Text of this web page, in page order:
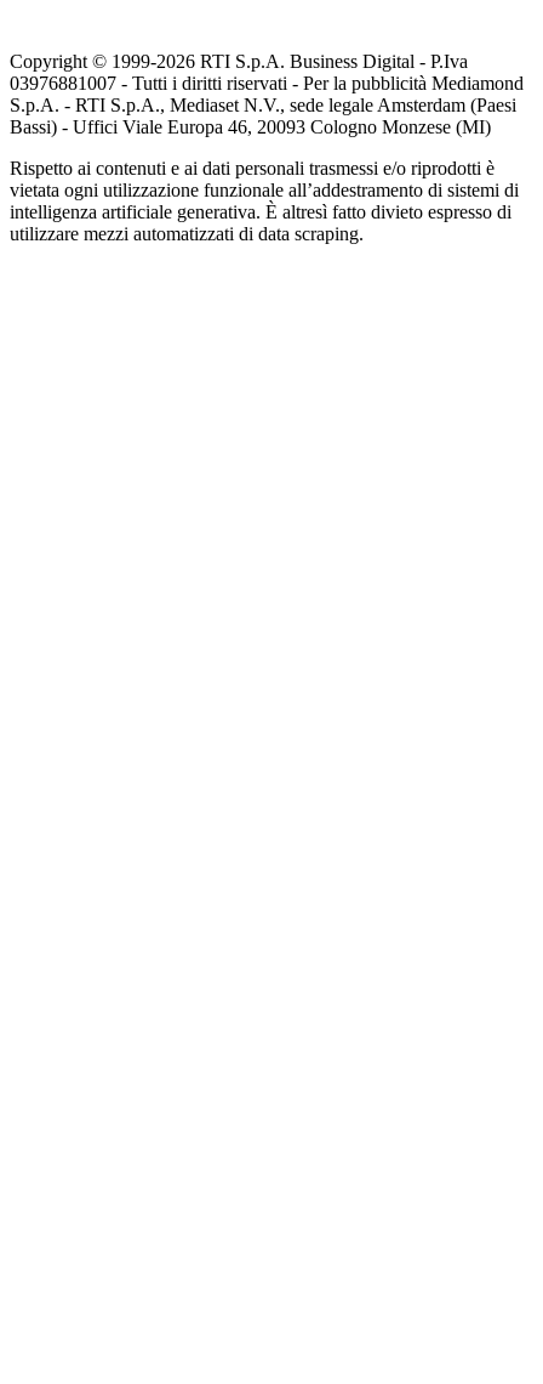
Copyright © 1999-2026 RTI S.p.A. Business Digital - P.Iva
03976881007 - Tutti i diritti riservati - Per la pubblicità Mediamond
S.p.A. - RTI S.p.A., Mediaset N.V., sede legale Amsterdam (Paesi
Bassi) - Uffici Viale Europa 46, 20093 Cologno Monzese (MI)
Rispetto ai contenuti e ai dati personali trasmessi e/o riprodotti è
vietata ogni utilizzazione funzionale all’addestramento di sistemi di
intelligenza artificiale generativa. È altresì fatto divieto espresso di
utilizzare mezzi automatizzati di data scraping.